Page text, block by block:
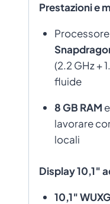
Prestazioni e
Processore
(2.2 GHz +
fluide
8 GB RAM e
lavorare
locali
Display 10,1″
10,1″